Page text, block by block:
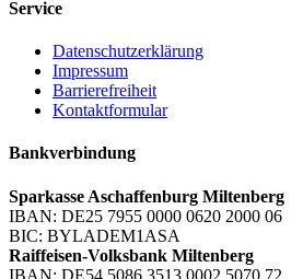
Service
Datenschutzerklärung
Impressum
Barrierefreiheit
Kontaktformular
Bankverbindung
Sparkasse Aschaffenburg Miltenberg
IBAN: DE25 7955 0000 0620 2000 06
BIC: BYLADEM1ASA
Raiffeisen-Volksbank Miltenberg
IBAN: DE54 5086 3513 0002 5070 72